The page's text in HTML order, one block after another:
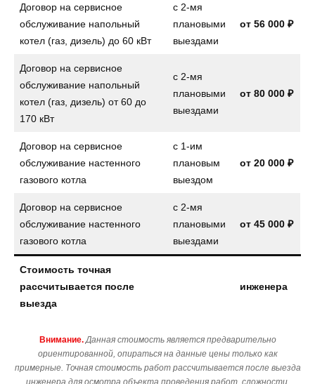
Договор на сервисное
обслуживание напольный
котел (газ, дизель) до 60 кВт
с 2-мя
плановыми
выездами
от 56 000 ₽
Договор на сервисное
обслуживание напольный
котел (газ, дизель) от 60 до
170 кВт
с 2-мя
плановыми
выездами
от 80 000 ₽
Договор на сервисное
обслуживание настенного
газового котла
с 1-им
плановым
выездом
от 20 000 ₽
Договор на сервисное
обслуживание настенного
газового котла
с 2-мя
плановыми
выездами
от 45 000 ₽
Стоимость точная
рассчитывается после
выезда
инженера
Внимание. Данная стоимость является предварительно
ориентированной, опираться на данные цены только как
примерные. Точная стоимость работ рассчитывается после выезда
инженера для осмотра объекта проведения работ, сложности,